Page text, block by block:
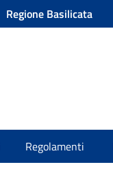
Regione Basilicata
Regolamenti